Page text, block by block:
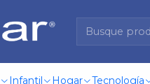
Infantil Hogar Tecnología